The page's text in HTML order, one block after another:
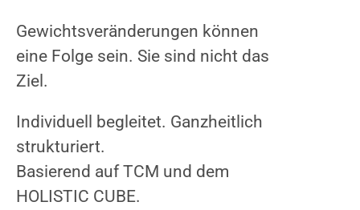
Gewichtsveränderungen können
eine Folge sein. Sie sind nicht das
Ziel.
Individuell begleitet. Ganzheitlich
strukturiert.
Basierend auf TCM und dem
HOLISTIC CUBE.